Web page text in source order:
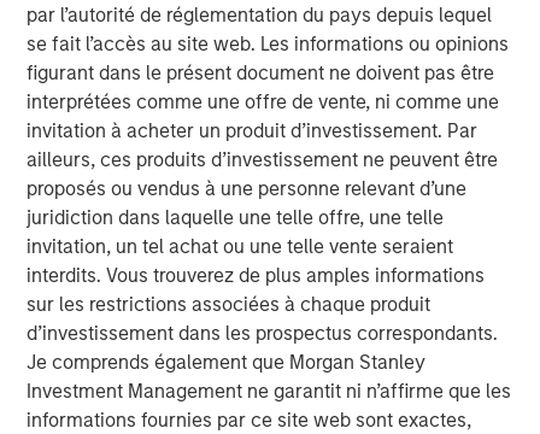
par l’autorité de réglementation du pays depuis lequel
se fait l’accès au site web. Les informations ou opinions
figurant dans le présent document ne doivent pas être
interprétées comme une offre de vente, ni comme une
invitation à acheter un produit d’investissement. Par
ailleurs, ces produits d’investissement ne peuvent être
proposés ou vendus à une personne relevant d’une
juridiction dans laquelle une telle offre, une telle
invitation, un tel achat ou une telle vente seraient
interdits. Vous trouverez de plus amples informations
sur les restrictions associées à chaque produit
d’investissement dans les prospectus correspondants.
Je comprends également que Morgan Stanley
Investment Management ne garantit ni n’affirme que les
informations fournies par ce site web sont exactes,
How narrow is the S&P 500?
Just how narrow was the stock market in 2023 and 2024?
Looking at the last 35 calendar years of data for the S&P
500 Index—representing the broad U.S. stock market— we
see that 2023 and 2024 were the most concentrated,
barring 1998. (Display 1).
In terms of the percentage of companies in the S&P 500
that outperformed the index itself, the last two-year
period was the narrowest overall, rivaled only by 1998 to
1999. Following 1999, from 2000 to 2002, we saw the
highest percentage of companies outperforming the
index over the last 35 years. When more stocks
outperform, diversified portfolios are often better
positioned to benefit.